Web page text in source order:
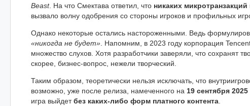
Beast. На что Смектава ответил, что никаких
вызвало волну одобрения со стороны игроков и профильных
Однако некоторые остались настороженными. Ведь
«никогда не будет» . Напомним, в 2023 году корпорация
множество слухов. Хотя разработчики заверяли, что сохранят
скорее, бизнес-вопрос, нежели творческий.
Таким образом, теоретически нельзя исключать, что
возможно, уже после релиза, намеченного на 19 сентября 2025
игра выйдетбез каких-либо форм платного контента